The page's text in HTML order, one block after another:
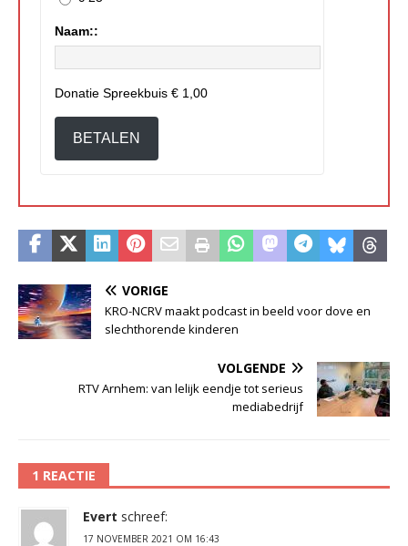
Naam::
Donatie Spreekbuis € 1,00
BETALEN
VORIGE
KRO-NCRV maakt podcast in beeld voor dove en
slechthorende kinderen
VOLGENDE
RTV Arnhem: van lelijk eendje tot serieus
mediabedrijf
1 REACTIE
Evert schreef:
17 NOVEMBER 2021 OM 16:43